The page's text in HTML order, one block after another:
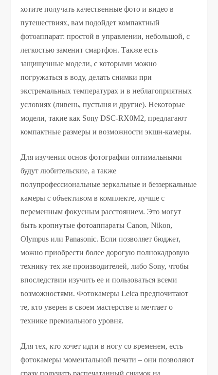
хотите получать качественные фото и видео в
путешествиях, вам подойдет компактный
фотоаппарат: простой в управлении, небольшой, с
легкостью заменит смартфон. Также есть
защищенные модели, с которыми можно
погружаться в воду, делать снимки при
экстремальных температурах и в неблагоприятных
условиях (ливень, пустыня и другие). Некоторые
модели, такие как Sony DSC-RX0M2, предлагают
компактные размеры и возможности экшн-камеры.
Для изучения основ фотографии оптимальными
будут любительские, а также
полупрофессиональные зеркальные и беззеркальные
камеры с объективом в комплекте, лучше с
переменным фокусным расстоянием. Это могут
быть кропнутые фотоаппараты Canon, Nikon,
Olympus или Panasonic. Если позволяет бюджет,
можно приобрести более дорогую полнокадровую
технику тех же производителей, либо Sony, чтобы
впоследствии изучить ее и пользоваться всеми
возможностями. Фотокамеры Leica предпочитают
те, кто уверен в своем мастерстве и мечтает о
технике премиального уровня.
Для тех, кто хочет идти в ногу со временем, есть
фотокамеры моментальной печати – они позволяют
сразу получить распечатанный снимок на